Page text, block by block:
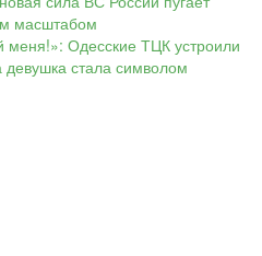
масштабом
меня!»: Одесские ТЦК устроили
стала символом